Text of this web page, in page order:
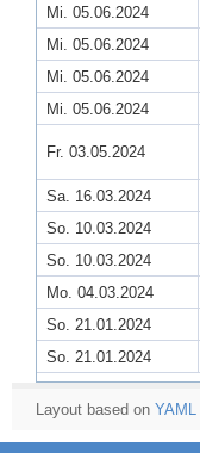
Mi. 05.06.2024
Mi. 05.06.2024
Mi. 05.06.2024
Mi. 05.06.2024
Fr. 03.05.2024
Sa. 16.03.2024
So. 10.03.2024
So. 10.03.2024
Mo. 04.03.2024
So. 21.01.2024
So. 21.01.2024
Layout based on YAML